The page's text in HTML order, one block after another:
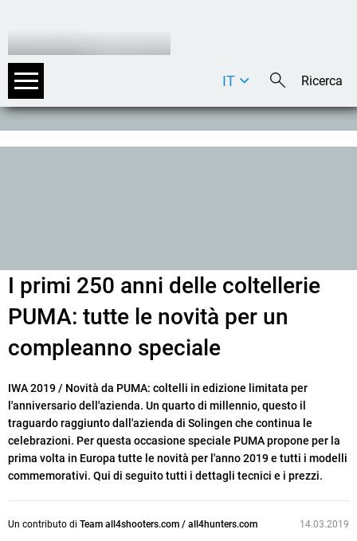
DE
IT
I primi 250 anni delle coltellerie
PUMA: tutte le novità per un
compleanno speciale
IWA 2019 / Novità da PUMA: coltelli in edizione limitata per
l'anniversario dell'azienda. Un quarto di millennio, questo il
traguardo raggiunto dall'azienda di Solingen che continua le
celebrazioni. Per questa occasione speciale PUMA propone per la
prima volta in Europa tutte le novità per l'anno 2019 e tutti i modelli
commemorativi. Qui di seguito tutti i dettagli tecnici e i prezzi.
Un contributo di Team all4shooters.com / all4hunters.com 14.03.2019